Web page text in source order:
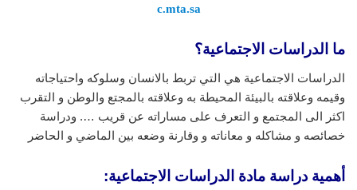
c.mta.sa
ما الدراسات الاجتماعية؟
الدراسات الاجتماعية هي التي تربط بالانسان وسلوكه واحتياجاته
وقيمه وعلاقته بالبيئة المحيطة به وعلاقته بالمجتع والوطن و التقرب
اكثر الى المجتمع و التعرف على مساراته عن قريب …. ودراسة
خصائصه و مشاكله و معاناته و وقارنة وضعه بين الماضي و الحاضر
أهمية دراسة مادة الدراسات الاجتماعية: